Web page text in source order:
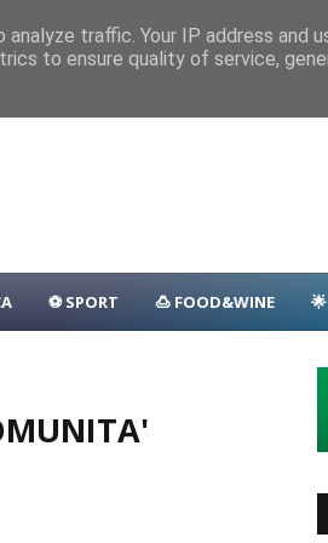
⚽ SPORT 🍮 FOOD&WINE
traffic. Your IP address and
to ensure quality of service,